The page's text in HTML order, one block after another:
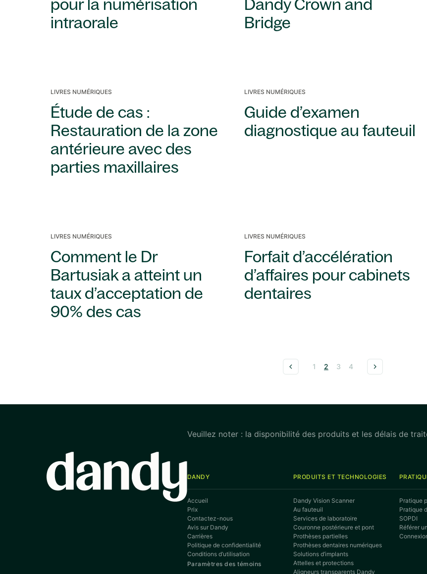
pour la numérisation
intraorale
Dandy Crown and
Bridge
LIVRES NUMÉRIQUES
Étude de cas :
Restauration de la zone
antérieure avec des
parties maxillaires
LIVRES NUMÉRIQUES
Guide d’examen
diagnostique au fauteuil
LIVRES NUMÉRIQUES
Comment le Dr
Bartusiak a atteint un
taux d’acceptation de
90% des cas
LIVRES NUMÉRIQUES
Forfait d’accélération
d’affaires pour cabinets
dentaires
1 2 3 4
Veuillez noter : la disponibilité des produits et les délais de
DANDY
Accueil
Prix
Contactez-nous
Avis sur Dandy
Carrières
Politique de confidentialité
Conditions d’utilisation
Paramètres des témoins
PRODUITS ET TECHNOLOGIES
Dandy Vision Scanner
Au fauteuil
Services de laboratoire
Couronne postérieure et pont
Prothèses partielles
Prothèses dentaires numériques
Solutions d’implants
Attelles et protections
Aligneurs transparents Dandy
Pratique
Pratique
SOPDI
Référer